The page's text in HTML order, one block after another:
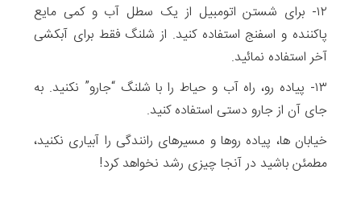
۱۲- برای شستن اتومبیل از یک سطل آب و کمی مایع
پاکننده و اسفنج استفاده کنید. از شلنگ فقط برای آبکشی
آخر استفاده نمائید.
۱۳- پیاده رو، راه آب و حیاط را با شلنگ “جارو” نکنید. به
جای آن از جارو دستی استفاده کنید.
خیابان ها، پیاده روها و مسیرهای رانندگی را آبیاری نکنید،
مطمئن باشید در آنجا چیزی رشد نخواهد کرد!